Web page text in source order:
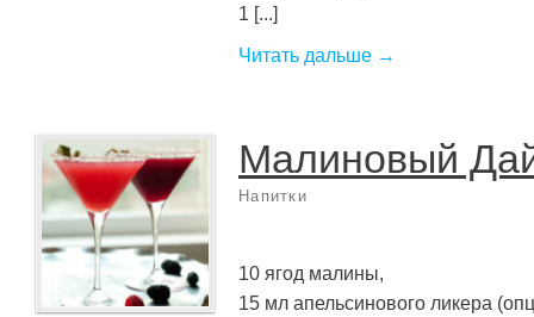
1 [...]
Читать дальше →
Малиновый
Напитки
10 ягод малины,
15 мл апельсинового ликера